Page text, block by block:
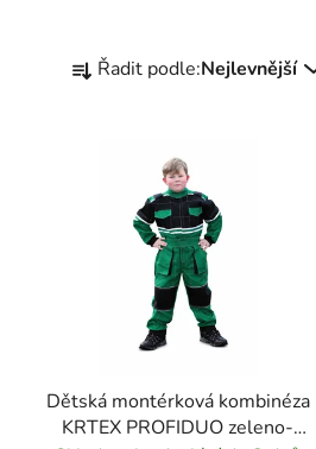
a
k
t
Řadit podle:Nejlevnější
Dětská montérková kombinéza
KRTEX PROFIDUO zeleno-